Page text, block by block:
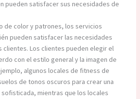
pueden satisfacer sus necesidades de
de color y patrones, los servicios
pueden satisfacer las necesidades
clientes. Los clientes pueden elegir el
con el estilo general y la imagen de
algunos locales de fitness de
de tonos oscuros para crear una
mientras que los locales